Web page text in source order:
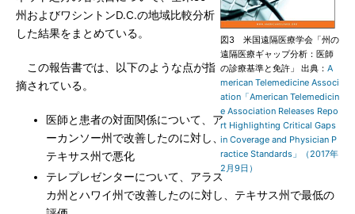
図3 米国遠隔医療学会「州の
遠隔医療ギャップ分析：医師
の診療基準と免許」 出典： A
merican Telemedicine Associ
ation「American Telemedicin
e Association Releases Repo
rt Highlighting Critical Gaps
in Coverage and Physician P
ractice Standards」（2017年
2月9日）
州およびワシントンD.C.の地域比較分析
した結果をまとめている。
この報告書では、以下のような点が指
摘されている。
医師と患者の対面関係について、ア
ーカンソー州で改善したのに対し、
テキサス州で悪化
テレプレゼンターについて、アラス
カ州とハワイ州で改善したのに対し、テキサス州で最低の